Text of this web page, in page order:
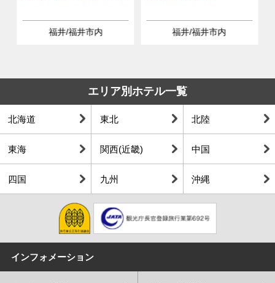
福井/福井市内 福井/福井市内
エリア別ホテル一覧
北海道 東北 北陸
東海 関西(近畿) 中国
四国 九州 沖縄
インフォメーション